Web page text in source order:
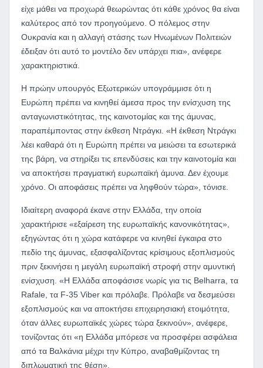
είχε μάθει να προχωρά θεωρώντας ότι κάθε χρόνος θα είναι
καλύτερος από τον προηγούμενο. Ο πόλεμος στην
Ουκρανία και η αλλαγή στάσης των Ηνωμένων Πολιτειών
έδειξαν ότι αυτό το μοντέλο δεν υπάρχει πια», ανέφερε
χαρακτηριστικά.
Η πρώην υπουργός Εξωτερικών υπογράμμισε ότι η
Ευρώπη πρέπει να κινηθεί άμεσα προς την ενίσχυση της
ανταγωνιστικότητας, της καινοτομίας και της άμυνας,
παραπέμποντας στην έκθεση Ντράγκι. «Η έκθεση Ντράγκι
λέει καθαρά ότι η Ευρώπη πρέπει να μειώσει τα εσωτερικά
της βάρη, να στηρίξει τις επενδύσεις και την καινοτομία και
να αποκτήσει πραγματική ευρωπαϊκή άμυνα. Δεν έχουμε
χρόνο. Οι αποφάσεις πρέπει να ληφθούν τώρα», τόνισε.
Ιδιαίτερη αναφορά έκανε στην Ελλάδα, την οποία
χαρακτήρισε «εξαίρεση της ευρωπαϊκής κανονικότητας»,
εξηγώντας ότι η χώρα κατάφερε να κινηθεί έγκαιρα στο
πεδίο της άμυνας, εξασφαλίζοντας κρίσιμους εξοπλισμούς
πριν ξεκινήσει η μεγάλη ευρωπαϊκή στροφή στην αμυντική
ενίσχυση. «Η Ελλάδα αποφάσισε νωρίς για τις Belharra, τα
Rafale, τα F-35 Viber και πρόλαβε. Πρόλαβε να δεσμεύσει
εξοπλισμούς και να αποκτήσει επιχειρησιακή ετοιμότητα,
όταν άλλες ευρωπαϊκές χώρες τώρα ξεκινούν», ανέφερε,
τονίζοντας ότι «η Ελλάδα μπόρεσε να προσφέρει ασφάλεια
από τα Βαλκάνια μέχρι την Κύπρο, αναβαθμίζοντας τη
διπλωματική της θέση».